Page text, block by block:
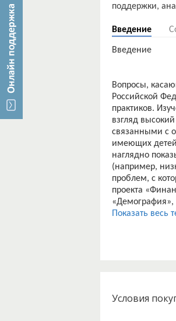
Введение
Введение
Вопросы,
Российской
практиков.
взгляд
связанными с
имеющих детей
наглядно
(например,
проблем, с
проекта
«Демография»,
населения,
Цель
сформировать
Показать весь
Условия